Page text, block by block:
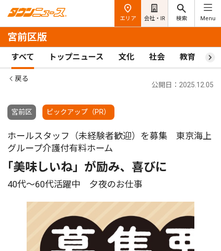
エリア 会社・IR 検索 Menu
宮前区版
すべて トップニュース 文化 社会 教育 ス
戻る
宮前区 ピックアップ（PR）
公開日：2025.12.05
ホールスタッフ（未経験者歓迎）を募集 東京海上
グループ介護付有料ホーム
｢美味しいね」が励み、喜びに
40代〜60代活躍中 夕夜のお仕事